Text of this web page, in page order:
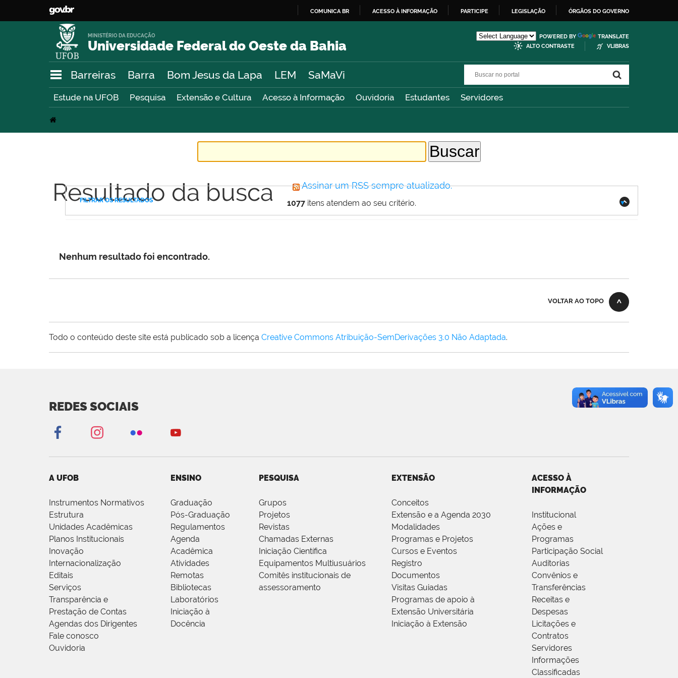
O
COMUNICA BR ACESSO À INFORMAÇÃO PARTICIPE LEGISLAÇÃO ÓRGÃOS DO GOVERNO
Universidade Federal do Oeste da Bahia
MINISTÉRIO DA EDUCAÇÃO POWERED BY
TRANSLATE
ALTO CONTRASTE
VLIBRAS
Barreiras Barra Bom Jesus da Lapa LEM SaMaVi
Estude na UFOB Pesquisa Extensão e Cultura Acesso à Informação Ouvidoria Estudantes Servidores
Resultado da busca Assinar um RSS sempre atualizado.
1077 itens atendem ao seu critério.
FILTRAR OS RESULTADOS
Nenhum resultado foi encontrado.
VOLTAR AO TOPO
Todo o conteúdo deste site está publicado sob a licença Creative Commons Atribuição-SemDerivações 3.0 Não Adaptada.
REDES SOCIAIS
A UFOB
Instrumentos Normativos
Estrutura
Unidades Acadêmicas
Planos Institucionais
Inovação
Internacionalização
Editais
Serviços
Transparência e
Prestação de Contas
Agendas dos Dirigentes
Fale conosco
Ouvidoria
ENSINO
Graduação
Pós-Graduação
Regulamentos
Agenda
Acadêmica
Atividades
Remotas
Bibliotecas
Laboratórios
Iniciação à
Docência
PESQUISA
Grupos
Projetos
Revistas
Chamadas Externas
Iniciação Científica
Equipamentos Multiusuários
Comitês institucionais de
assessoramento
EXTENSÃO
Conceitos
Extensão e a Agenda 2030
Modalidades
Programas e Projetos
Cursos e Eventos
Registro
Documentos
Visitas Guiadas
Programas de apoio à
Extensão Universitária
Iniciação à Extensão
ACESSO À
INFORMAÇÃO
Institucional
Ações e
Programas
Participação Social
Auditorias
Convênios e
Transferências
Receitas e
Despesas
Licitações e
Contratos
Servidores
Informações
Classificadas